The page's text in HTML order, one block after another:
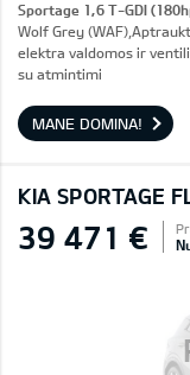
Sportage 1,6 T-GDI
Wolf Grey
elektra valdomos ir
su atmintimi
MANE DOMINA!
KIA SPORTAGE
39 471 €